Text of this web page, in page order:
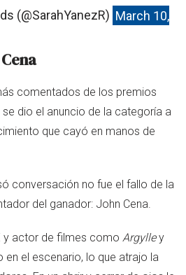
(@SarahYanezR) March 10,
comentados de los premios
dio el anuncio de la categoría a
que cayó en manos de
conversación no fue el fallo de la
del ganador: John Cena.
y actor de filmes como Argylley
en el escenario, lo que atrajo la